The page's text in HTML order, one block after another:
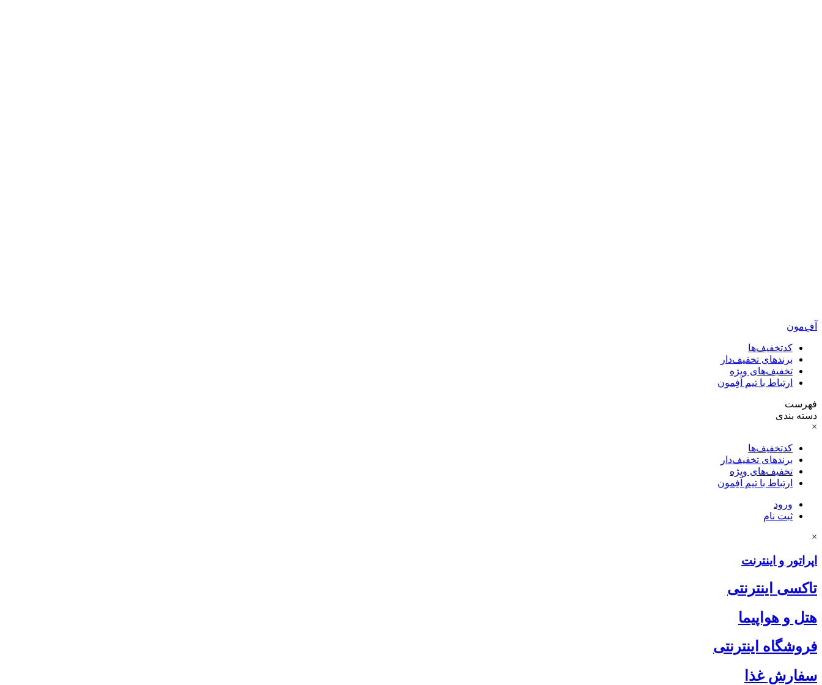
آفِ‌مون
کدتخفیف‌ها
برندهای تخفیف‌دار
تخفیف‌های ویژه
ارتباط با تیم آفِمون
فهرست
دسته بندی
×
کدتخفیف‌ها
برندهای تخفیف‌دار
تخفیف‌های ویژه
ارتباط با تیم آفِمون
ورود
ثبت نام
×
اپراتور و اینترنت
تاکسی اینترنتی
هتل و هواپیما
فروشگاه اینترنتی
سفارش غذا